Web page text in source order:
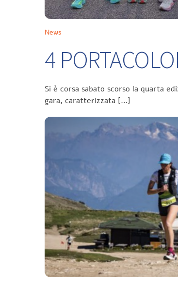
News
4
Si è corsa sabato scorso la quarta
gara, caratterizzata […]